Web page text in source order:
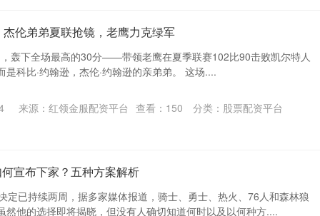
伦弟弟夏联抢镜，老鹰力克绿军
轰下全场最高的30分——带领老鹰在夏季联赛102比90击败凯尔特人
科比·约翰逊，杰伦·约翰逊的亲弟弟。 这场....
来源：红领金服配资平台 查看： 150 分类： 股票配资平台
宣布下家？五种方案解析
定已持续两周，据多家媒体报道，骑士、勇士、热火、76人和森林狼
然他的选择即将揭晓，但没有人确切知道何时以及以何种方....